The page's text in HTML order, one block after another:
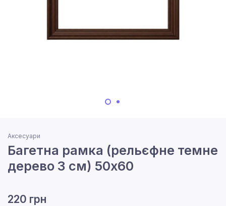
Аксесуари
Багетна рамка (рельєфне темне
дерево 3 см) 50х60
220 грн